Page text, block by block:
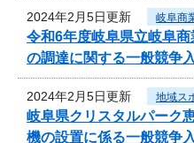
2024年2月5日更新 岐阜商
令和6年度岐阜県立岐阜
の調達に関する一般競争
2024年2月5日更新 地域ス
岐阜県クリスタルパーク
機の設置に係る一般競争